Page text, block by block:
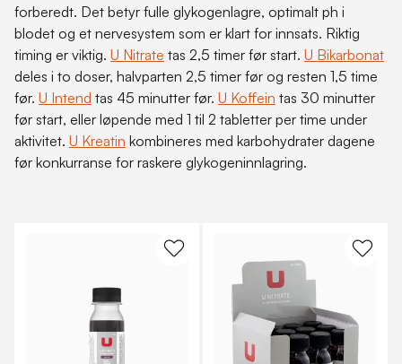
forberedt. Det betyr fulle glykogenlagre, optimalt ph i
blodet og et nervesystem som er klart for innsats. Riktig
timing er viktig. U Nitrate tas 2,5 timer før start. U Bikarbonat
deles i to doser, halvparten 2,5 timer før og resten 1,5 time
før. U Intend tas 45 minutter før. U Koffein tas 30 minutter
før start, eller løpende med 1 til 2 tabletter per time under
aktivitet. U Kreatin kombineres med karbohydrater dagene
før konkurranse for raskere glykogeninnlagring.